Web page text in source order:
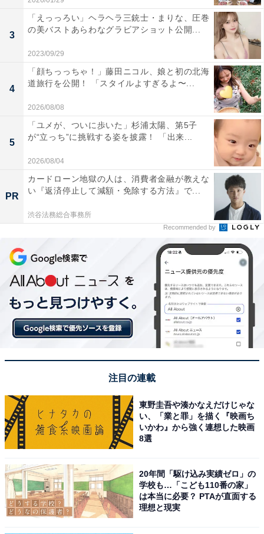
3
「えっっろい」ヘラヘラ三銃士・まりな、圧巻
の美バストあらわなグラビアショット公開...
2023/09/29
4
「顔ちっっちゃ！」藤田ニコル、娘と初の北海
道旅行を公開！ 「スタイルよすぎるよ〜...
2026/08/08
5
「ユメが、ついに歩いた」杉浦太陽、第5子
が“立っち”に挑戦する姿を披露！ 「出来...
2026/08/04
PR
カードローン地獄の人は、消費者金融が教えな
い『返済停止して減額・免除する方法』で...
渋谷法務総合事務所
Recommended by
注目の連載
東野圭吾や湊かなえだけじゃな
い、「業と罪」を描く『映画ち
いかわ』から強く連想した映画
8選
20年間「駆け込み実績ゼロ」の
学校も…「こども110番の家」
は本当に必要？ PTAが直面する
理想と現実